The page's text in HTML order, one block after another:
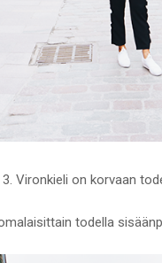
3. Vironkieli on korvaan
todella